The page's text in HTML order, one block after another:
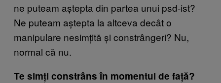
ne puteam aştepta din partea unui psd-ist?
Ne puteam aştepta la altceva decât o
manipulare nesimţită şi constrângeri? Nu,
normal că nu.
Te simţi constrâns în momentul de faţă?